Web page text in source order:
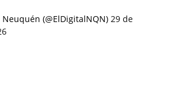
(@ElDigitalNQN) 29 de